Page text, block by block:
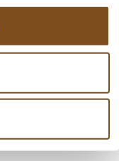
und
mit
auch Ihre
cm, T: 49 cm